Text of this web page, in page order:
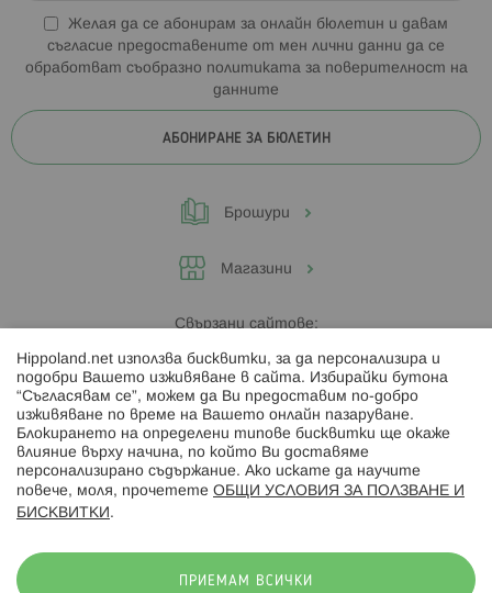
Желая да се абонирам за онлайн бюлетин и давам
съгласие предоставените от мен лични данни да се
обработват съобразно политиката за поверителност на
данните
АБОНИРАНЕ ЗА БЮЛЕТИН
Брошури
Магазини
Свързани сайтове:
Hippoland.ro
Последвайте ни:
Hippoland.net използва бисквитки, за да персонализира и
подобри Вашето изживяване в сайта. Избирайки бутона
“Съгласявам се”, можем да Ви предоставим по-добро
изживяване по време на Вашето онлайн пазаруване.
Блокирането на определени типове бисквитки ще окаже
влияние върху начина, по който Ви доставяме
персонализирано съдържание. Ако искате да научите
повече, моля, прочетете ОБЩИ УСЛОВИЯ ЗА ПОЛЗВАНЕ И
БИСКВИТКИ .
ПРИЕМАМ ВСИЧКИ